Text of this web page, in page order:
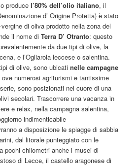
producel’80% dell’olio italiano, il
d’ Origine Protetta) è stato
di oliva prodotto nella zona del
il nome diTerra D’ Otranto: questo
da due tipi di olive, la
e l’Ogliarola leccese o salentina.
di olive, sono ubicatinelle campagne
ove numerosi agriturismi e tantissime
sono posizionati nel cuore di una
secolari. Trascorrere una vacanza in
e relax, nella campagna salentina,
indimenticabile
a disposizione le spiagge di sabbia
dal litorale punteggiato con le
pochi chilometri anche i musei di
di Lecce, il castello aragonese di